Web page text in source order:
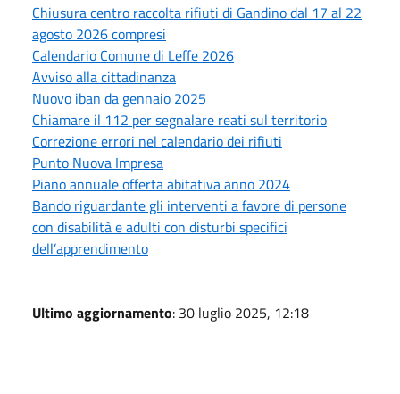
Chiusura centro raccolta rifiuti di Gandino dal 17 al 22
agosto 2026 compresi
Calendario Comune di Leffe 2026
Avviso alla cittadinanza
Nuovo iban da gennaio 2025
Chiamare il 112 per segnalare reati sul territorio
Correzione errori nel calendario dei rifiuti
Punto Nuova Impresa
Piano annuale offerta abitativa anno 2024
Bando riguardante gli interventi a favore di persone
con disabilità e adulti con disturbi specifici
dell’apprendimento
Ultimo aggiornamento: 30 luglio 2025, 12:18